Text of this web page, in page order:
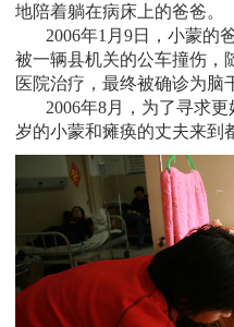
地陪着躺在病床上的爸爸。
2006年1月9日，小蒙的
被一辆县机关的公车撞伤，
医院治疗，最终被确诊为脑
2006年8月，为了寻求
岁的小蒙和瘫痪的丈夫来到